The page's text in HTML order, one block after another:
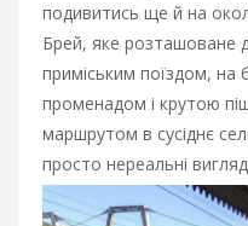
подивитись ще й на
Брей, яке розташоване
приміським поїздом, на
променадом і крутою
маршрутом в сусіднє
просто нереальні